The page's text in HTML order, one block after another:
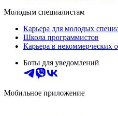
Молодым специалистам
Карьера для молодых
Школа программистов
Карьера в некоммерческих
Боты для уведомлений
Мобильное приложение